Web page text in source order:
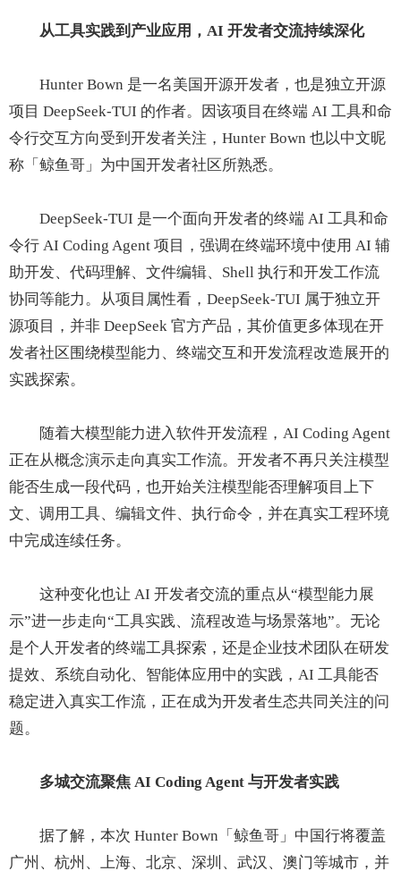
从工具实践到产业应用 ， AI 开发者交流持续深化
Hunter Bown 是一名美国开源开发者，也是独立开源
项目 DeepSeek-TUI 的作者。因该项目在终端 AI 工具和命
令行交互方向受到开发者关注，Hunter Bown 也以中文昵
称「鲸鱼哥」为中国开发者社区所熟悉。
DeepSeek-TUI 是一个面向开发者的终端 AI 工具和命
令行 AI Coding Agent 项目，强调在终端环境中使用 AI 辅
助开发、代码理解、文件编辑、Shell 执行和开发工作流
协同等能力。从项目属性看，DeepSeek-TUI 属于独立开
源项目，并非 DeepSeek 官方产品，其价值更多体现在开
发者社区围绕模型能力、终端交互和开发流程改造展开的
实践探索。
随着大模型能力进入软件开发流程，AI Coding Agent
正在从概念演示走向真实工作流。开发者不再只关注模型
能否生成一段代码，也开始关注模型能否理解项目上下
文、调用工具、编辑文件、执行命令，并在真实工程环境
中完成连续任务。
这种变化也让 AI 开发者交流的重点从“模型能力展
示”进一步走向“工具实践、流程改造与场景落地”。无论
是个人开发者的终端工具探索，还是企业技术团队在研发
提效、系统自动化、智能体应用中的实践，AI 工具能否
稳定进入真实工作流，正在成为开发者生态共同关注的问
题。
多城交流聚焦 AI Coding Agent 与开发者实践
据了解，本次 Hunter Bown「鲸鱼哥」中国行将覆盖
广州、杭州、上海、北京、深圳、武汉、澳门等城市，并